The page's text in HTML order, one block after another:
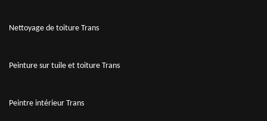
Nettoyage de toiture Trans
Peinture sur tuile et toiture Trans
Peintre intérieur Trans